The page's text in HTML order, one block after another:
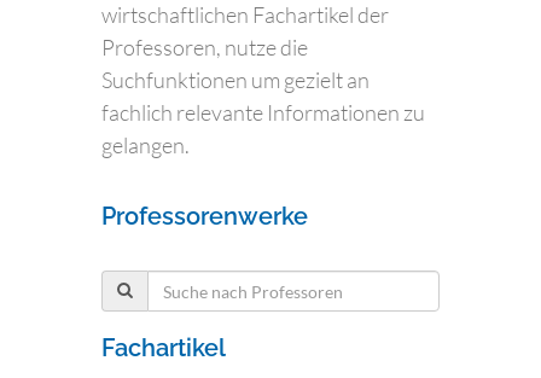
wirtschaftlichen Fachartikel der
Professoren, nutze die
Suchfunktionen um gezielt an
fachlich relevante Informationen zu
gelangen.
Professorenwerke
Fachartikel